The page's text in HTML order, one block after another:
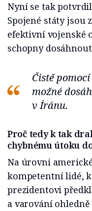
Nyní se tak
Spojené státy jsou
efektivní vojenské
schopny
Čistě
možné
v Íránu.
Proč tedy k tak
chybnému útoku
Na úrovni
kompetentní lidé,
prezidentovi
a varování